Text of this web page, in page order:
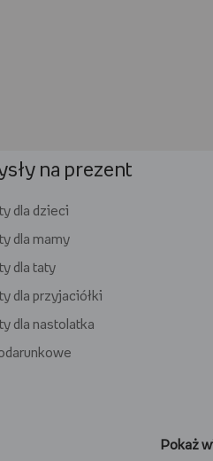
na prezent
dla dzieci
dla mamy
dla taty
dla przyjaciółki
dla nastolatka